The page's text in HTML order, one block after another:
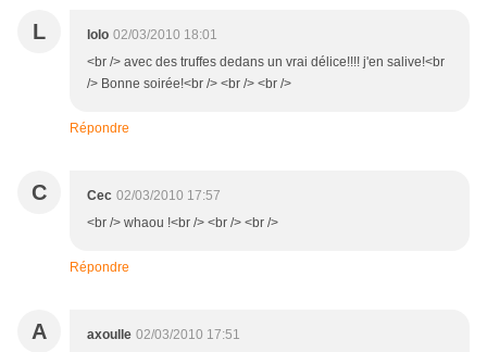
L lolo 02/03/2010 18:01
<br /> avec des truffes dedans un vrai délice!!!! j'en salive!<br
/> Bonne soirée!<br /> <br /> <br />
Répondre
C Cec 02/03/2010 17:57
<br /> whaou !<br /> <br /> <br />
Répondre
A axoulle 02/03/2010 17:51